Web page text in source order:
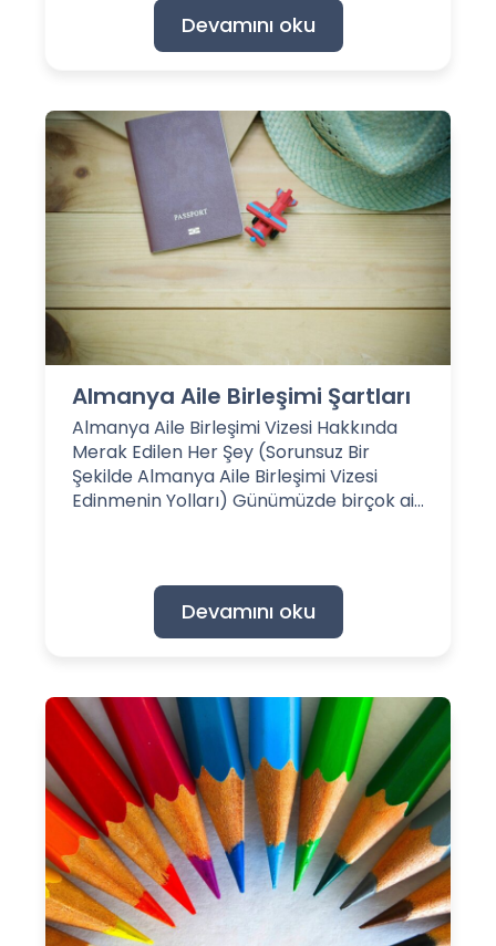
Devamını oku
Almanya Aile Birleşimi Şartları
Almanya Aile Birleşimi Vizesi Hakkında
Merak Edilen Her Şey (Sorunsuz Bir
Şekilde Almanya Aile Birleşimi Vizesi
Edinmenin Yolları) Günümüzde birçok ai...
Devamını oku